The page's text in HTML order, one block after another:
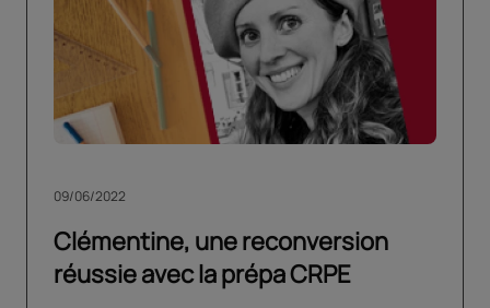
Clémentine, une reconversion
réussie avec la prépa CRPE
09/06/2022